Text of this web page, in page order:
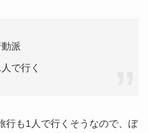
派
で行く
行も1人で行くそうなので、ぼ